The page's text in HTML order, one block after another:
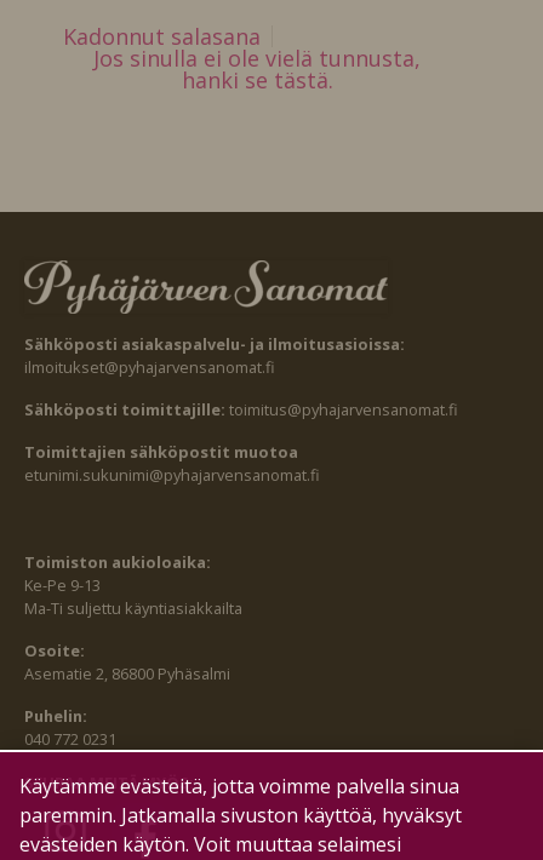
Kadonnut salasana
Jos sinulla ei ole vielä tunnusta,
hanki se tästä.
Sähköposti asiakaspalvelu- ja ilmoitusasioissa:
ilmoitukset@pyhajarvensanomat.fi
Sähköposti toimittajille: toimitus@pyhajarvensanomat.fi
Toimittajien sähköpostit muotoa
etunimi.sukunimi@pyhajarvensanomat.fi
Toimiston aukioloaika:
Ke-Pe 9-13
Ma-Ti suljettu käyntiasiakkailta
Osoite:
Asematie 2, 86800 Pyhäsalmi
Puhelin:
040 772 0231
SEURAA MEITÄ MYÖS:
Käytämme evästeitä, jotta voimme palvella sinua
paremmin. Jatkamalla sivuston käyttöä, hyväksyt
evästeiden käytön. Voit muuttaa selaimesi